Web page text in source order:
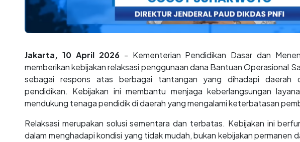
Jakarta, 10 April 2026- Kementerian Pendidikan Dasar dan
memberikan kebijakan relaksasi penggunaan dana Bantuan Operasional
sebagai respons atas berbagai tantangan yang dihadapi daerah
pendidikan. Kebijakan ini membantu menjaga keberlangsungan
mendukung tenaga pendidik di daerah yang mengalami keterbatasan
Relaksasi merupakan solusi sementara dan terbatas. Kebijakan ini
dalam menghadapi kondisi yang tidak mudah, bukan kebijakan permanen